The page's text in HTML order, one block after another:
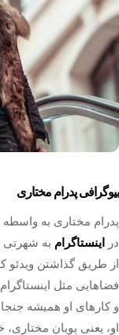
بیوگرافی پدرام مختاری
پدرام مختاری به
در
اینستاگرام به شهرتی
از طریق گذاشتن ویدئو
فضاهایی مثل
و کارهای او همیشه
او، یعنی پويان